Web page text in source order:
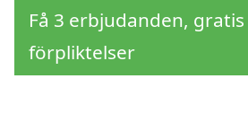
Få 3 erbjudanden,
förpliktelser